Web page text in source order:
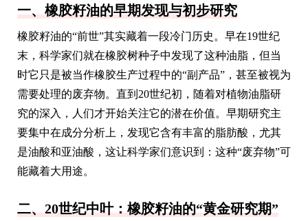
一、橡胶籽油的早期发现与初步研究
橡胶籽油的“前世”其实藏着一段冷门历史。早在19世纪
末，科学家们就在橡胶树种子中发现了这种油脂，但当
时它只是被当作橡胶生产过程中的“副产品”，甚至被视为
需要处理的废弃物。直到20世纪初，随着对植物油脂研
究的深入，人们才开始关注它的潜在价值。早期研究主
要集中在成分分析上，发现它含有丰富的脂肪酸，尤其
是油酸和亚油酸，这让科学家们意识到：这种“废弃物”可
能藏着大用途。
二、20世纪中叶：橡胶籽油的“黄金研究期”